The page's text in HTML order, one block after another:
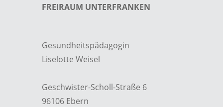
FREIRAUM UNTERFRANKEN
Gesundheitspädagogin
Liselotte Weisel
Geschwister-Scholl-Straße 6
96106 Ebern